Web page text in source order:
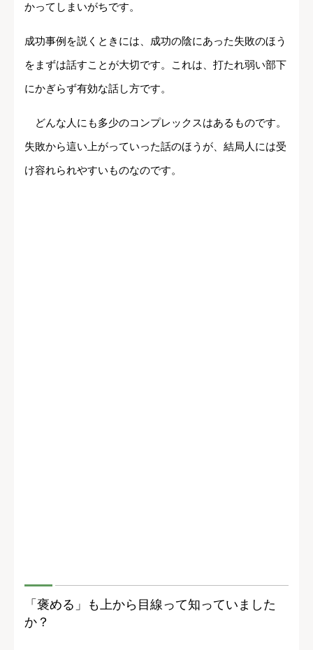
かってしまいがちです。
成功事例を説くときには、成功の陰にあった失敗のほう
をまずは話すことが大切です。これは、打たれ弱い部下
にかぎらず有効な話し方です。
どんな人にも多少のコンプレックスはあるものです。
失敗から這い上がっていった話のほうが、結局人には受
け容れられやすいものなのです。
「褒める」も上から目線って知っていました
か？